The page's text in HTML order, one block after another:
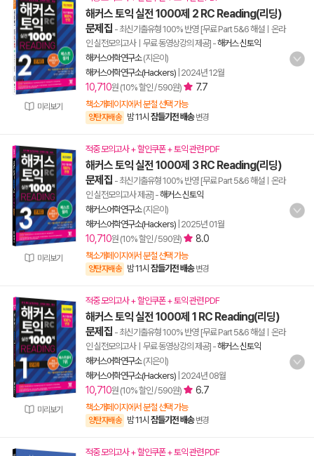
미리보기
해커스 토익 실전 1000제 2 RC Reading(리딩)
문제집 - 최신기출유형 100% 반영 [무료 Part 5&6 해설ㅣ온라
인 실전모의고사ㅣ무료 동영상강의 제공] -해커스 신토익
해커스어학연구소(지은이)
해커스어학연구소(Hackers) 2024년 12월
10,710원 (10% 할인 / 590원) 7.7
책소개페이지에서 분철 선택 가능
양탄자배송 밤 11시 잠들기전 배송 변경
미리보기
적중 모의고사 + 할인쿠폰 + 토익 관련 PDF
해커스 토익 실전 1000제 3 RC Reading(리딩)
문제집 - 최신기출유형 100% 반영 [무료 Part 5&6 해설ㅣ온라
인 실전모의고사 제공] -해커스 신토익
해커스어학연구소(지은이)
해커스어학연구소(Hackers) 2025년 01월
10,710원 (10% 할인 / 590원) 8.0
책소개페이지에서 분철 선택 가능
양탄자배송 밤 11시 잠들기전 배송 변경
미리보기
적중 모의고사 + 할인쿠폰 + 토익 관련 PDF
해커스 토익 실전 1000제 1 RC Reading(리딩)
문제집 - 최신기출유형 100% 반영 [무료 Part 5&6 해설ㅣ온라
인 실전모의고사ㅣ무료 동영상강의 제공] -해커스 신토익
해커스어학연구소(지은이)
해커스어학연구소(Hackers) 2024년 08월
10,710원 (10% 할인 / 590원) 6.7
책소개페이지에서 분철 선택 가능
양탄자배송 밤 11시 잠들기전 배송 변경
적중 모의고사 + 할인쿠폰 + 토익 관련 PDF